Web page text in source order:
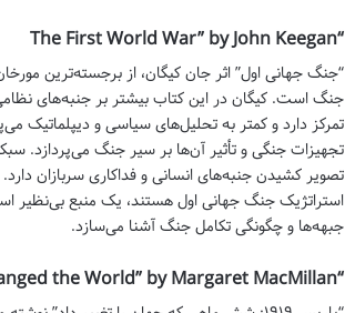
“The First World War” by John Keegan
“جنگ جهانی اول” اثر جان کیگان، از برجسته‌ترین
جنگ است. کیگان در این کتاب بیشتر بر جنبه‌های
تمرکز دارد و کمتر به تحلیل‌های سیاسی و دیپلماتیک
تجهیزات جنگی و تأثیر آن‌ها بر سیر جنگ می‌پردازد.
تصویر کشیدن جنبه‌های انسانی و فداکاری سربازان
استراتژیک جنگ جهانی اول هستند، یک منبع بی‌نظیر
جبهه‌ها و چگونگی تکامل جنگ آشنا می‌سازد.
“Paris 1919: Six Months That Changed the World” by Margaret MacMillan